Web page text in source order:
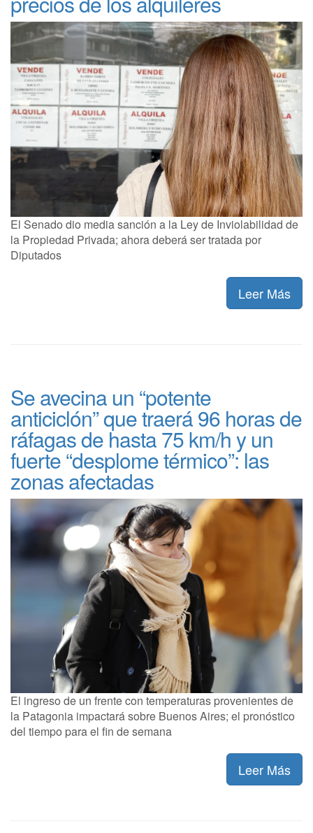
El Senado dio media sanción a la Ley de Inviolabilidad de
la Propiedad Privada; ahora deberá ser tratada por
Diputados
Leer Más
Se avecina un “potente
anticiclón” que traerá 96 horas de
ráfagas de hasta 75 km/h y un
fuerte “desplome térmico”: las
zonas afectadas
El ingreso de un frente con temperaturas provenientes de
la Patagonia impactará sobre Buenos Aires; el pronóstico
del tiempo para el fin de semana
Leer Más